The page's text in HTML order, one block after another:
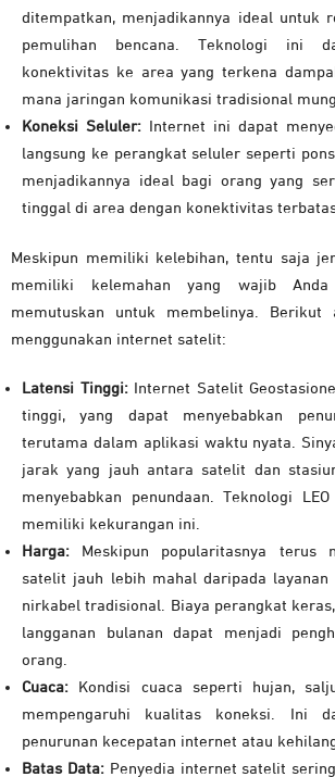
ditempatkan, menjadikannya ideal untuk
pemulihan bencana. Teknologi ini
konektivitas ke area yang terkena
mana jaringan komunikasi tradisional
Koneksi Seluler: Internet ini dapat
langsung ke perangkat seluler seperti
menjadikannya ideal bagi orang yang
tinggal di area dengan konektivitas
Meskipun memiliki kelebihan, tentu saja
memiliki kelemahan yang wajib Anda
memutuskan untuk membelinya. Berikut
menggunakan internet satelit:
Latensi Tinggi:Internet Satelit
tinggi, yang dapat menyebabkan
terutama dalam aplikasi waktu nyata.
jarak yang jauh antara satelit dan
menyebabkan penundaan. Teknologi
memiliki kekurangan ini.
Harga: Meskipun popularitasnya terus
satelit jauh lebih mahal daripada
nirkabel tradisional. Biaya perangkat
langganan bulanan dapat menjadi
orang.
Cuaca: Kondisi cuaca seperti hujan,
mempengaruhi kualitas koneksi. Ini
penurunan kecepatan internet atau
Batas Data:Penyedia internet satelit